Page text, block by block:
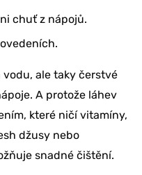
chuť z nápojů.
vodu, ale taky čerstvé
A protože láhev
které ničí vitamíny,
džusy nebo
snadné čištění.